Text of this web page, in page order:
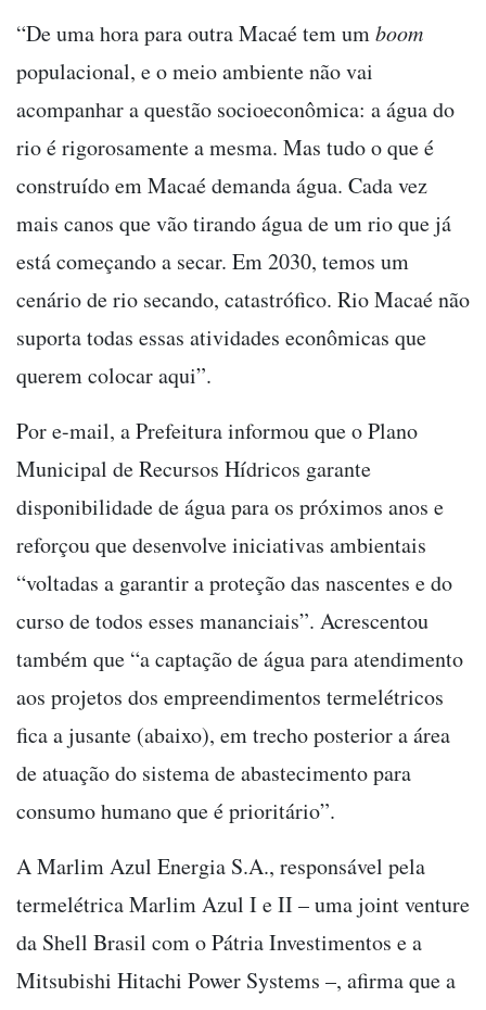
“De uma hora para outra Macaé tem umboom
populacional, e o meio ambiente não vai
acompanhar a questão socioeconômica: a água do
rio é rigorosamente a mesma. Mas tudo o que é
construído em Macaé demanda água. Cada vez
mais canos que vão tirando água de um rio que já
está começando a secar. Em 2030, temos um
cenário de rio secando, catastrófico. Rio Macaé não
suporta todas essas atividades econômicas que
querem colocar aqui”.
Por e-mail, a Prefeitura informou que o Plano
Municipal de Recursos Hídricos garante
disponibilidade de água para os próximos anos e
reforçou que desenvolve iniciativas ambientais
“voltadas a garantir a proteção das nascentes e do
curso de todos esses mananciais”. Acrescentou
também que “a captação de água para atendimento
aos projetos dos empreendimentos termelétricos
fica a jusante (abaixo), em trecho posterior a área
de atuação do sistema de abastecimento para
consumo humano que é prioritário”.
A Marlim Azul Energia S.A., responsável pela
termelétrica Marlim Azul I e II – uma joint venture
da Shell Brasil com o Pátria Investimentos e a
Mitsubishi Hitachi Power Systems –, afirma que a